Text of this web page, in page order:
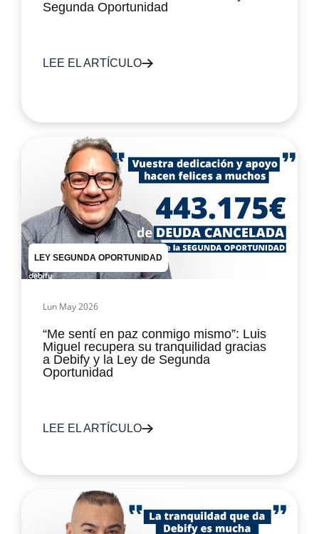
Segunda Oportunidad
LEE EL ARTÍCULO
LEY SEGUNDA OPORTUNIDAD
Lun May 2026
“Me sentí en paz conmigo mismo”: Luis
Miguel recupera su tranquilidad gracias
a Debify y la Ley de Segunda
Oportunidad
LEE EL ARTÍCULO